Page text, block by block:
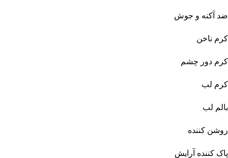
ضد آکنه و جوش
کرم ناخن
کرم دور چشم
کرم لب
بالم لب
روشن کننده
پاک کننده آرایش